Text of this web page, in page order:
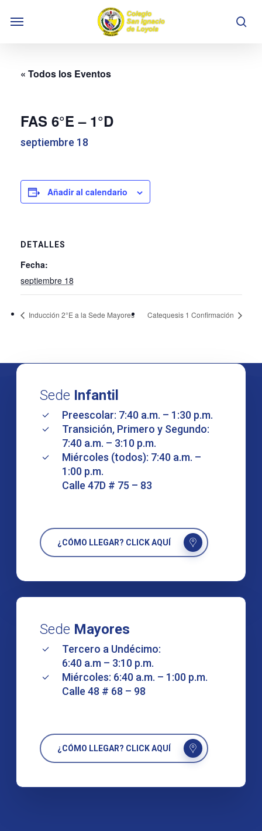
Menu
« Todos los Eventos
FAS 6°E – 1°D
septiembre 18
Añadir al calendario
DETALLES
Fecha:
septiembre 18
Inducción 2°E a la Sede Mayores Catequesis 1 Confirmación
Sede Infantil
Preescolar: 7:40 a.m. – 1:30 p.m.
Transición, Primero y Segundo:
7:40 a.m. – 3:10 p.m.
Miércoles (todos): 7:40 a.m. –
1:00 p.m.
Calle 47D # 75 – 83
¿CÓMO LLEGAR? CLICK AQUÍ
Sede Mayores
Tercero a Undécimo:
6:40 a.m – 3:10 p.m.
Miércoles: 6:40 a.m. – 1:00 p.m.
Calle 48 # 68 – 98
¿CÓMO LLEGAR? CLICK AQUÍ